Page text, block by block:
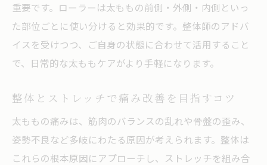
重要です。ローラーは太ももの前側・外側・内側といっ
た部位ごとに使い分けると効果的です。整体師のアドバ
イスを受けつつ、ご自身の状態に合わせて活用すること
で、日常的な太ももケアがより手軽になります。
整体とストレッチで痛み改善を目指すコツ
太ももの痛みは、筋肉のバランスの乱れや骨盤の歪み、
姿勢不良など多岐にわたる原因が考えられます。整体は
これらの根本原因にアプローチし、ストレッチを組み合